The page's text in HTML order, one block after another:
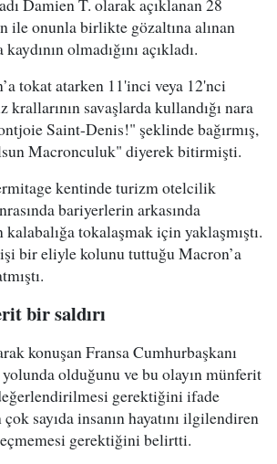
Damien T. olarak açıklanan 28
ile onunla birlikte gözaltına alınan
olmadığını açıkladı.
tokat atarken 11'inci veya 12'nci
krallarının savaşlarda kullandığı nara
Saint-Denis!" şeklinde bağırmış,
Macronculuk" diyerek bitirmişti.
kentinde turizm otelcilik
bariyerlerin arkasında
tokalaşmak için yaklaşmıştı.
bir eliyle kolunu tuttuğu Macron’a
bir saldırı
konuşan Fransa Cumhurbaşkanı
olduğunu ve bu olayın münferit
gerektiğini ifade
sayıda insanın hayatını ilgilendiren
gerektiğini belirtti.